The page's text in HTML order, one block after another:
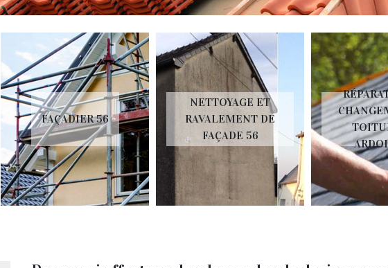
FAÇADIER 56
NETTOYAGE ET
RAVALEMENT DE
FAÇADE 56